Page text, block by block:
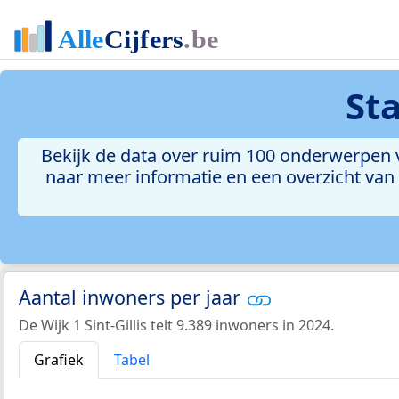
Bekijk de data over ruim 100
naar meer informatie en een overzicht
Aantal inwoners per jaar
De Wijk 1 Sint-Gillis telt 9.389 inwoners in 2024.
Grafiek
Tabel